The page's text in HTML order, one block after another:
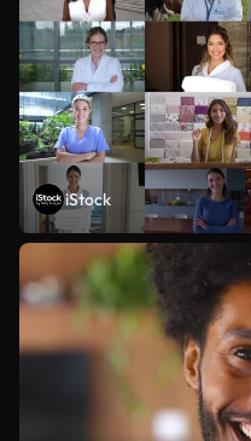
iStock